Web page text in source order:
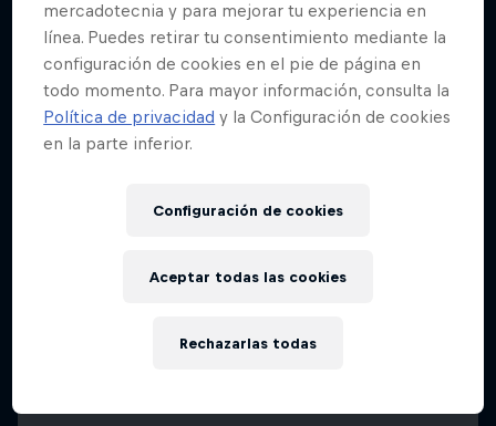
mercadotecnia y para mejorar tu experiencia en
línea. Puedes retirar tu consentimiento mediante la
configuración de cookies en el pie de página en
todo momento. Para mayor información, consulta la
Política de privacidad y la Configuración de cookies
en la parte inferior.
Configuración de cookies
Rechazarlas todas
Aceptar todas las cookies